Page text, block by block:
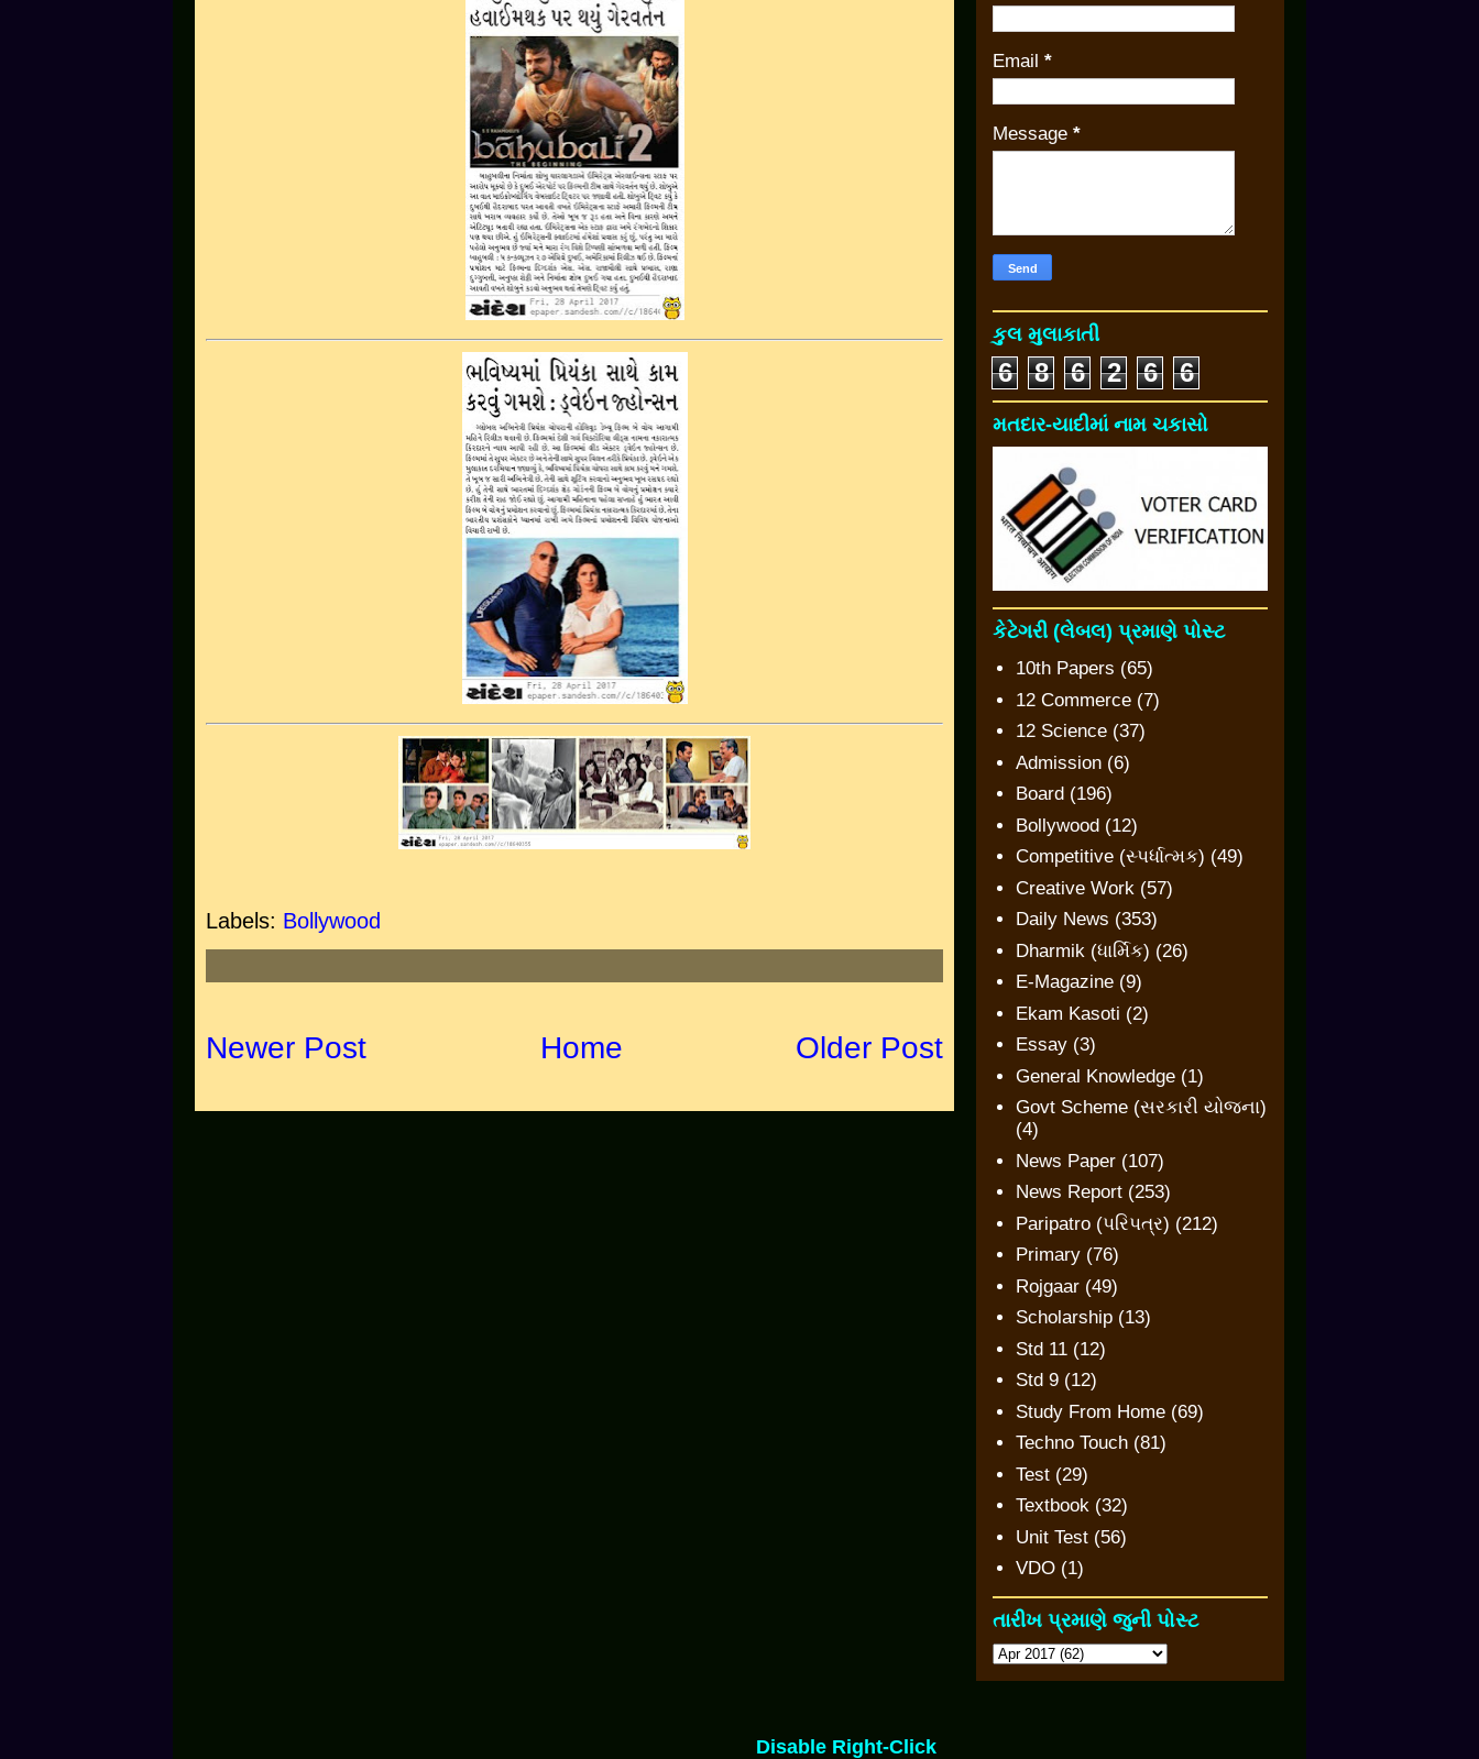
Labels: Bollywood
Newer Post Older Post
Home
Email *
Message *
કુલ મુલાકાતી
6 8 6 2 6 6
મતદાર-યાદીમાં નામ ચકાસો
કેટેગરી (લેબલ) પ્રમાણે પોસ્ટ
10th Papers (65)
12 Commerce (7)
12 Science (37)
Admission (6)
Board (196)
Bollywood (12)
Competitive (સ્પર્ધાત્મક) (49)
Creative Work (57)
Daily News (353)
Dharmik (ધાર્મિક) (26)
E-Magazine (9)
Ekam Kasoti (2)
Essay (3)
General Knowledge (1)
Govt Scheme (સરકારી યોજના)
(4)
News Paper (107)
News Report (253)
Paripatro (પરિપત્ર) (212)
Primary (76)
Rojgaar (49)
Scholarship (13)
Std 11 (12)
Std 9 (12)
Study From Home (69)
Techno Touch (81)
Test (29)
Textbook (32)
Unit Test (56)
VDO (1)
તારીખ પ્રમાણે જુની પોસ્ટ
Disable Right-Click